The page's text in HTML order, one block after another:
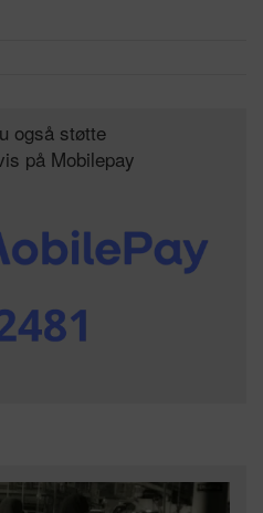
også støtte
på Mobilepay